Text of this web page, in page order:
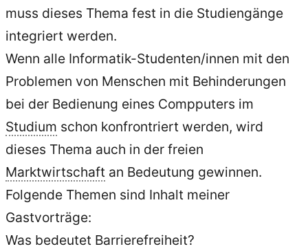
muss dieses Thema fest in die Studiengänge
integriert werden.
Wenn alle Informatik-Studenten/innen mit den
Problemen von Menschen mit Behinderungen
bei der Bedienung eines Compputers im
Studium schon konfrontriert werden, wird
dieses Thema auch in der freien
Marktwirtschaft an Bedeutung gewinnen.
Folgende Themen sind Inhalt meiner
Gastvorträge:
Was bedeutet Barrierefreiheit?